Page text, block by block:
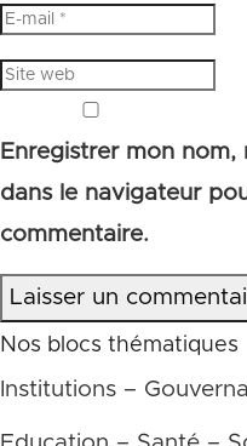
Enregistrer mon
dans le navigateur
commentaire.
Laisser un
Nos blocs thématiques
Institutions –